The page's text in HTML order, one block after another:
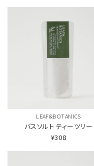
LEAF&BOTANICS
バスソルト ティーツリー
¥308